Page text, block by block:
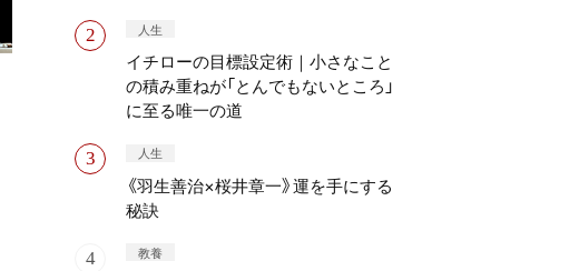
人生
イチローの目標設定術｜小さなこと
の積み重ねが「とんでもないところ」
に至る唯一の道
人生
《羽生善治×桜井章一》運を手にする
秘訣
教養